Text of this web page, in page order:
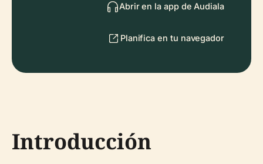
Abrir en la app de Audiala
Planifica en tu navegador
Introducción